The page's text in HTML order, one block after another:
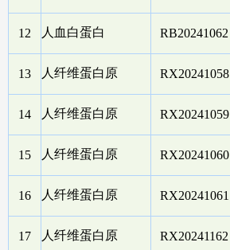
12 人血白蛋白 RB20241062
13 人纤维蛋白原 RX20241058
14 人纤维蛋白原 RX20241059
15 人纤维蛋白原 RX20241060
16 人纤维蛋白原 RX20241061
17 人纤维蛋白原 RX20241162